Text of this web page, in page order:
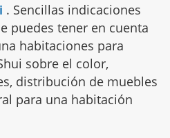
. Sencillas indicaciones
puedes tener en cuenta
habitaciones para
sobre el color,
distribución de muebles
para una habitación